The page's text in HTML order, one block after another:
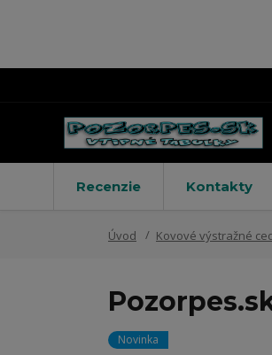
Recenzie Kontakty
Úvod Kovové výstražné
Novinka